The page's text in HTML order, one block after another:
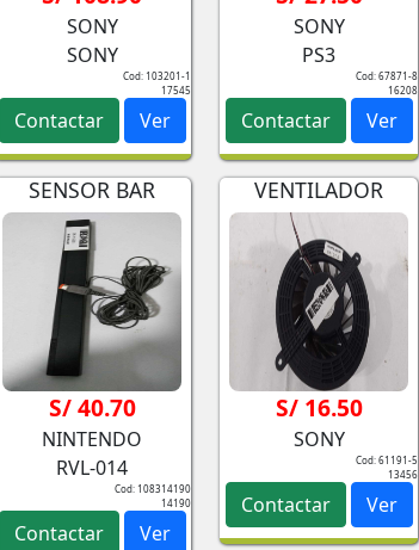
SONY
SONY
Cod: 103201-1
17545
Contactar Ver
SONY
PS3
Cod: 67871-8
16208
Contactar Ver
SENSOR BAR
S/ 40.70
NINTENDO
RVL-014
Cod: 108314190
14190
Contactar Ver
VENTILADOR
S/ 16.50
SONY
Cod: 61191-5
13456
Contactar Ver